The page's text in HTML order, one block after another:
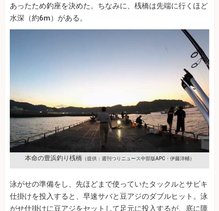
あったため釣座を決めた。ちなみに、桟橋は先端に行くほど
水深（約6m）がある。
本命の豊浜釣り桟橋（提供：週刊つりニュース中部版APC・伊藤洋輔）
泳がせの準備をし、先ほどまで使っていたタックルとサビキ
仕掛けを投入すると、早速サバと豆アジのダブルヒット。泳
がせ仕掛けに豆アジをセットして足元に投入するが、底に障